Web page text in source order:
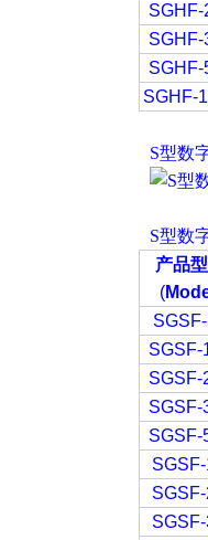
SGHF-
SGHF-
SGHF-
SGHF-
S型数
S型数
产品
(
SGSF-
SGSF-
SGSF-
SGSF-